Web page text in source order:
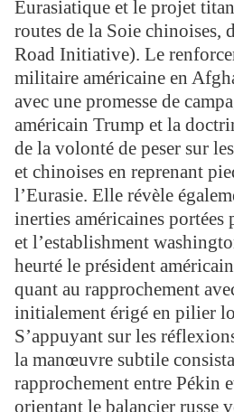
Eurasiatique et le projet
routes de la Soie chinoises,
Road Initiative). Le
militaire américaine en
avec une promesse de
américain Trump et la
de la volonté de peser sur
et chinoises en reprenant
l’Eurasie. Elle révèle
inerties américaines portées
et l’establishment
heurté le président
quant au rapprochement
initialement érigé en pilier
S’appuyant sur les
la manœuvre subtile
rapprochement entre Pékin
orientant le balancier russe